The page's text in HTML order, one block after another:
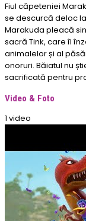
Fiul căpeteniei
se descurcă deloc
Marakuda pleacă
sacră Tink, care îl
animalelor și al
onoruri. Băiatul nu
sacrificată pentru
Video & Foto
1 video